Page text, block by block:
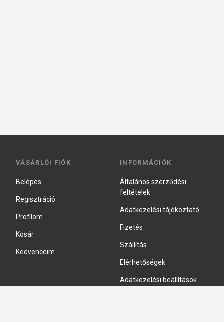
VÁSÁRLÓI FIÓK
Belépés
Regisztráció
Profilom
Kosár
Kedvenceim
INFORMÁCIÓK
Általános szerződési
feltételek
Adatkezelési tájékoztató
Fizetés
Szállítás
Elérhetőségek
Adatkezelési beállítások